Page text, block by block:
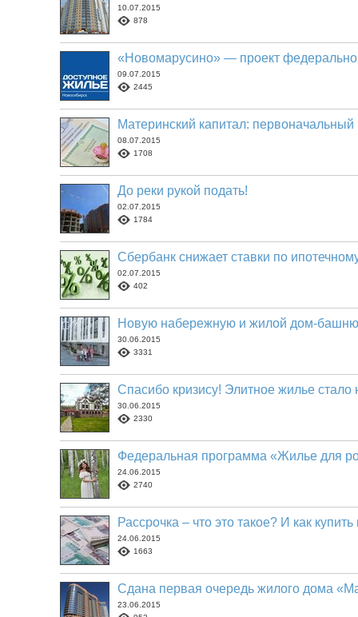
10.07.2015
878
«Новомарусино» — проект
09.07.2015
2445
Материнский капитал: первоначальный
08.07.2015
1708
До реки рукой подать!
02.07.2015
1784
Сбербанк снижает ставки по
02.07.2015
402
Новую набережную и жилой дом-башню
30.06.2015
3331
Спасибо кризису! Элитное жилье
30.06.2015
2330
Федеральная программа «Жилье для
24.06.2015
2740
Рассрочка – что это такое? И как
24.06.2015
1663
Сдана первая очередь жилого дома
23.06.2015